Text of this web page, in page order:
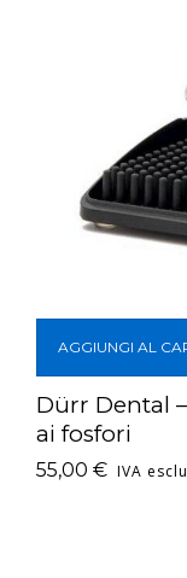
AGGIUNGI AL
Dürr Dental
ai fosfori
55,00 € IVA